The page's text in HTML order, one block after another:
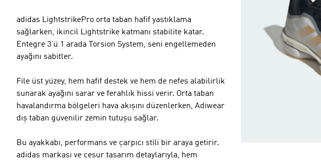
adidas LightstrikePro orta taban hafif yastıklama
sağlarken, ikincil Lightstrike katmanı stabilite katar.
Entegre 3'ü 1 arada Torsion System, seni engellemeden
ayağını sabitler.
File üst yüzey, hem hafif destek ve hem de nefes alabilirlik
sunarak ayağını sarar ve ferahlık hissi verir. Orta taban
havalandırma bölgeleri hava akışını düzenlerken, Adiwear
dış taban güvenilir zemin tutuşu sağlar.
Bu ayakkabı, performans ve çarpıcı stili bir araya getirir.
adidas markası ve cesur tasarım detaylarıyla, hem